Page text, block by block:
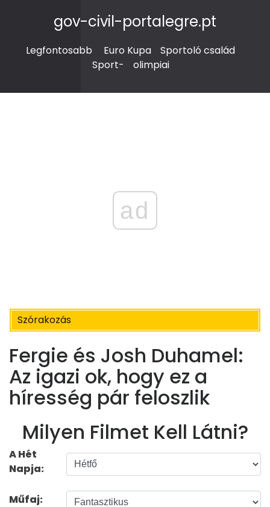
gov-civil-portalegre.pt
Legfontosabb Euro Kupa
Sportoló család
Sport-
olimpiai
ad
Szórakozás
Fergie és Josh Duhamel:
Az igazi ok, hogy ez a
híresség pár feloszlik
Milyen Filmet Kell Látni?
A Hét
Napja:
Műfaj: